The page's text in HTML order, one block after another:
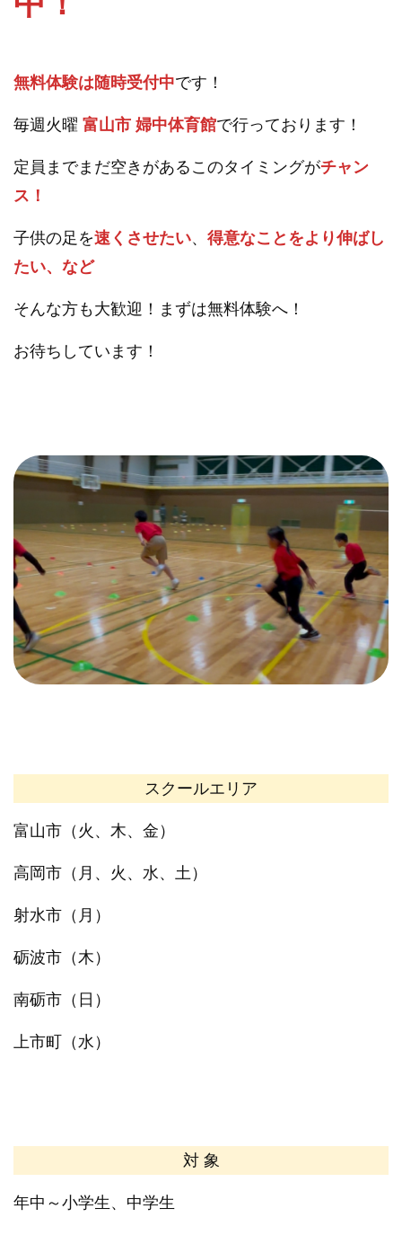
無料体験は随時受付中です！
毎週火曜 富山市 婦中体育館で行っております！
定員までまだ空きがあるこのタイミングがチャン
ス！
子供の足を速くさせたい、 得意なことをより伸ばし
たい、など
そんな方も大歓迎！まずは無料体験へ！
お待ちしています！
スクールエリア
富山市（火、木、金）
高岡市（月、火、水、土）
射水市（月）
砺波市（木）
南砺市（日）
上市町（水）
対 象
年中～小学生、中学生